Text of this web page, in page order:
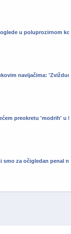
u poluprozirnom
navijačima:
preokretu 'modrih' u
smo za očigledan penal